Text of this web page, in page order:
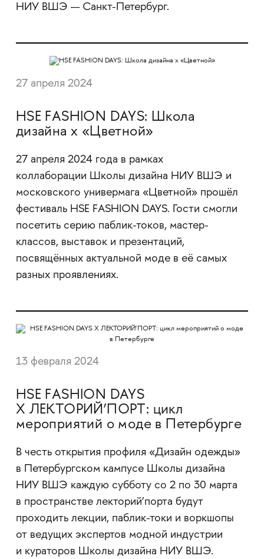
НИУ ВШЭ — Санкт-Петербург.
27 апреля 2024
HSE FASHION DAYS: Школа
дизайна x «Цветной»
27 апреля 2024 года в рамках
коллаборации Школы дизайна НИУ ВШЭ и
московского универмага «Цветной» прошёл
фестиваль HSE FASHION DAYS. Гости смогли
посетить серию паблик-токов, мастер-
классов, выставок и презентаций,
посвящённых актуальной моде в её самых
разных проявлениях.
13 февраля 2024
HSE FASHION DAYS
Х ЛЕКТОРИЙ’ПОРТ: цикл
мероприятий о моде в Петербурге
В честь открытия профиля «Дизайн одежды»
в Петербургском кампусе Школы дизайна
НИУ ВШЭ каждую субботу со 2 по 30 марта
в пространстве лекторий’порта будут
проходить лекции, паблик-токи и воркшопы
от ведущих экспертов модной индустрии
и кураторов Школы дизайна НИУ ВШЭ.